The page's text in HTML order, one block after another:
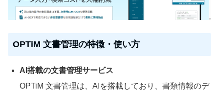
OPTiM 文書管理の特徴・使い方
AI搭載の文書管理サービス
OPTiM 文書管理は、AIを搭載しており、書類情報のデ